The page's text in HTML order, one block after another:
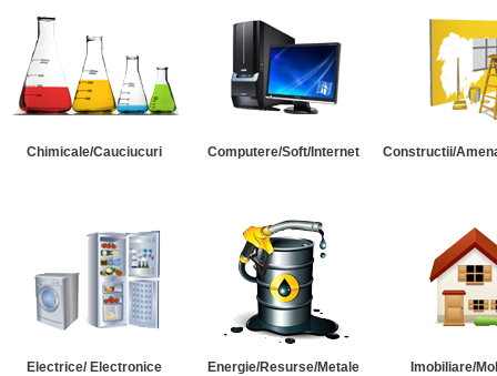
Chimicale/Cauciucuri Computere/Soft/Internet Constructii/
Electrice/ Electronice Energie/Resurse/Metale Imobiliare/